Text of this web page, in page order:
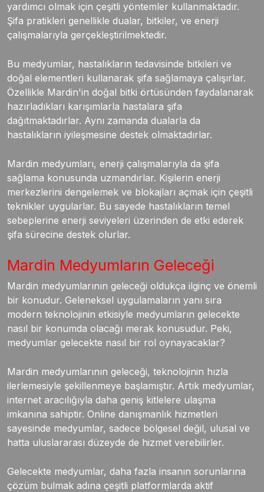
yardımcı olmak için çeşitli yöntemler kullanmaktadır.
Şifa pratikleri genellikle dualar, bitkiler, ve enerji
çalışmalarıyla gerçekleştirilmektedir.
Bu medyumlar, hastalıkların tedavisinde bitkileri ve
doğal elementleri kullanarak şifa sağlamaya çalışırlar.
Özellikle Mardin'in doğal bitki örtüsünden faydalanarak
hazırladıkları karışımlarla hastalara şifa
dağıtmaktadırlar. Aynı zamanda dualarla da
hastalıkların iyileşmesine destek olmaktadırlar.
Mardin medyumları, enerji çalışmalarıyla da şifa
sağlama konusunda uzmandırlar. Kişilerin enerji
merkezlerini dengelemek ve blokajları açmak için çeşitli
teknikler uygularlar. Bu sayede hastalıkların temel
sebeplerine enerji seviyeleri üzerinden de etki ederek
şifa sürecine destek olurlar.
Mardin Medyumların Geleceği
Mardin medyumlarının geleceği oldukça ilginç ve önemli
bir konudur. Geleneksel uygulamaların yanı sıra
modern teknolojinin etkisiyle medyumların gelecekte
nasıl bir konumda olacağı merak konusudur. Peki,
medyumlar gelecekte nasıl bir rol oynayacaklar?
Mardin medyumlarının geleceği, teknolojinin hızla
ilerlemesiyle şekillenmeye başlamıştır. Artık medyumlar,
internet aracılığıyla daha geniş kitlelere ulaşma
imkanına sahiptir. Online danışmanlık hizmetleri
sayesinde medyumlar, sadece bölgesel değil, ulusal ve
hatta uluslararası düzeyde de hizmet verebilirler.
Gelecekte medyumlar, daha fazla insanın sorunlarına
çözüm bulmak adına çeşitli platformlarda aktif